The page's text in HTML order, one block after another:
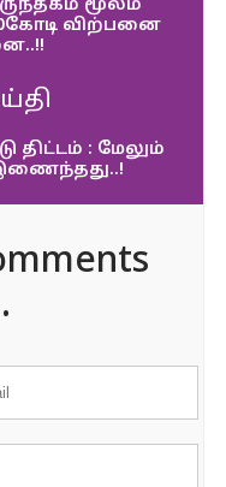
மூலம்
விற்பனை
திட்டம் : மேலும்